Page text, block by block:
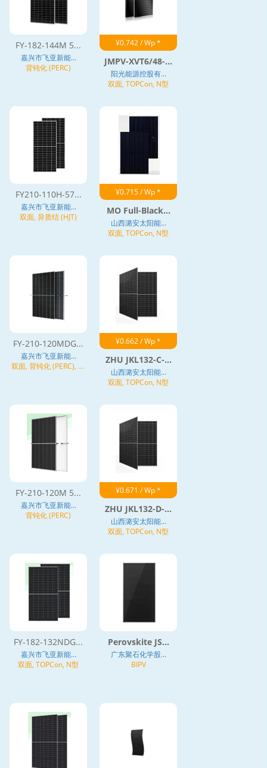
FY-182-144M 5...
嘉兴市飞亚新能...
背钝化 (PERC)
¥0.742 / Wp *
JMPV-XVT6/48-...
阳光能源控股有...
双面, TOPCon, N型
FY210-110H-57...
嘉兴市飞亚新能...
双面, 异质结 (HJT)
¥0.715 / Wp *
MO Full-Black...
山西潞安太阳能...
双面, TOPCon, N型
FY-210-120MDG...
嘉兴市飞亚新能...
双面, 背钝化 (PERC), 异
¥0.662 / Wp *
ZHU JKL132-C-...
山西潞安太阳能...
双面, TOPCon, N型
FY-210-120M 5...
嘉兴市飞亚新能...
背钝化 (PERC)
¥0.671 / Wp *
ZHU JKL132-D-...
山西潞安太阳能...
双面, TOPCon, N型
FY-182-132NDG...
嘉兴市飞亚新能...
双面, TOPCon, N型
Perovskite JS...
广东聚石化学股...
BIPV